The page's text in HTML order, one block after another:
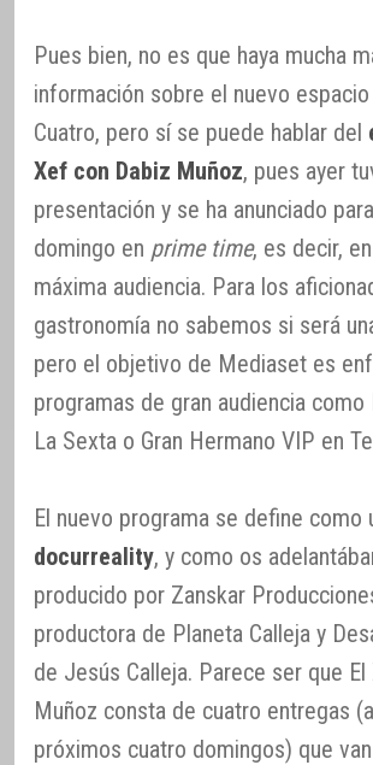
Pues bien, no es que haya mucha
información sobre el nuevo
Cuatro, pero sí se puede hablar del
Xef con Dabiz Muñoz, pues ayer
presentación y se ha anunciado
domingo en prime time, es decir,
máxima audiencia. Para los
gastronomía no sabemos si será
pero el objetivo de Mediaset es
programas de gran audiencia como
La Sexta o Gran Hermano VIP en
El nuevo programa se define como
docurreality, y como os
producido por Zanskar
productora de Planeta Calleja y
de Jesús Calleja. Parece ser que
Muñoz consta de cuatro entregas
próximos cuatro domingos) que